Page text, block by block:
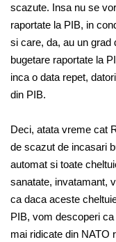
scazute. Insa nu se
raportate la PIB, in
si care, da, au un grad
bugetare raportate la
inca o data repet,
din PIB.
Deci, atata vreme cat
de scazut de incasari
automat si toate
sanatate, invatamant,
ca daca aceste
PIB, vom descoperi
mai ridicate din NATO